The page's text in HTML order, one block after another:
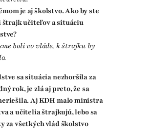
je aj školstvo. Ako by ste
učiteľov a situáciu
boli vo vláde, k štrajku by
sa situácia nezhoršila za
rok, je zlá aj preto, že sa
Aj KDH malo ministra
a učitelia štrajkujú, lebo sa
za všetkých vlád školstvo